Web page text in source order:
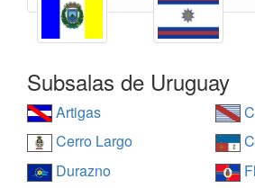
Subsalas de Uruguay
Artigas
Cerro Largo
Durazno